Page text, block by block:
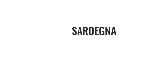
SARDEGNA